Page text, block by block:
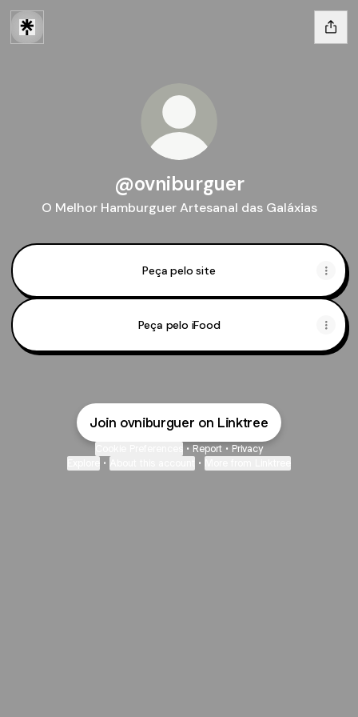
@ovniburguer
O Melhor Hamburguer Artesanal das Galáxias
Peça pelo site
Peça pelo iFood
Join ovniburguer on Linktree
• Report • Privacy
• •